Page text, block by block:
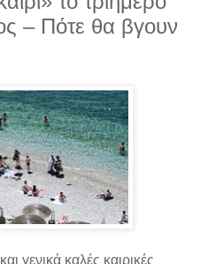
– Πότε θα βγουν
γενικά καλές καιρικές